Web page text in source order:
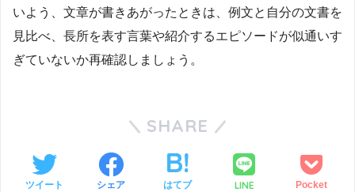
いよう、文章が書きあがったときは、例文と自分の文書を
見比べ、長所を表す言葉や紹介するエピソードが似通いす
ぎていないか再確認しましょう。
SHARE
ツイート シェア はてブ LINE Pocket